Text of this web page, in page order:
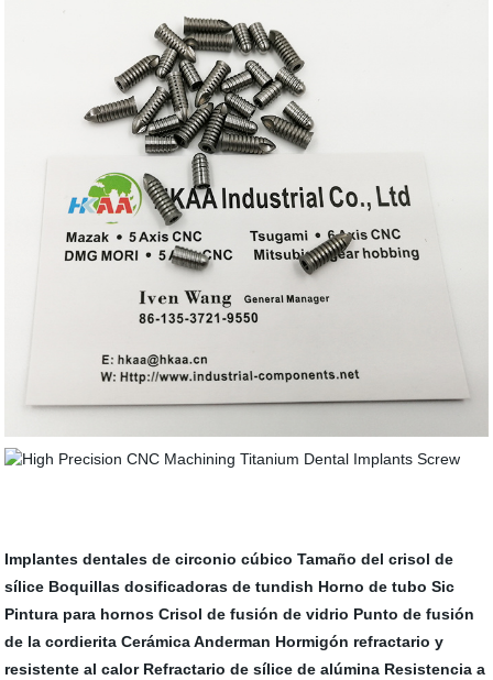
Implantes dentales de circonio cúbico Tamaño del crisol de
sílice Boquillas dosificadoras de tundish Horno de tubo Sic
Pintura para hornos Crisol de fusión de vidrio Punto de fusión
de la cordierita Cerámica Anderman Hormigón refractario y
resistente al calor Refractario de sílice de alúmina Resistencia a